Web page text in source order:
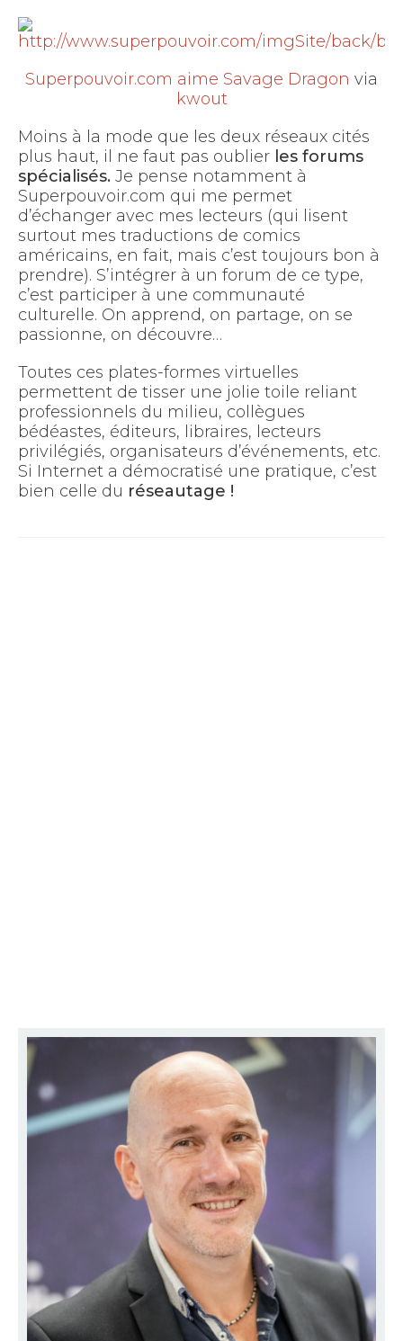
Superpouvoir.com aime Savage Dragon via
kwout
Moins à la mode que les deux réseaux cités
plus haut, il ne faut pas oublier les forums
spécialisés. Je pense notamment à
Superpouvoir.com qui me permet
d’échanger avec mes lecteurs (qui lisent
surtout mes traductions de comics
américains, en fait, mais c’est toujours bon à
prendre). S’intégrer à un forum de ce type,
c’est participer à une communauté
culturelle. On apprend, on partage, on se
passionne, on découvre…
Toutes ces plates-formes virtuelles
permettent de tisser une jolie toile reliant
professionnels du milieu, collègues
bédéastes, éditeurs, libraires, lecteurs
privilégiés, organisateurs d’événements, etc.
Si Internet a démocratisé une pratique, c’est
bien celle du réseautage !